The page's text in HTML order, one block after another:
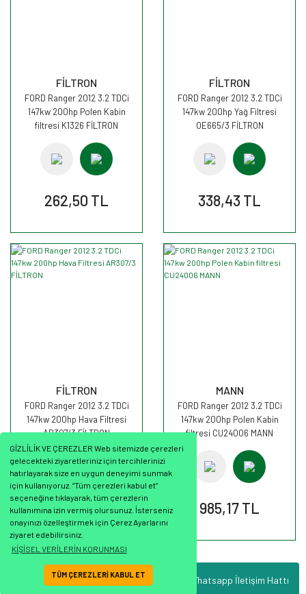
GİZLİLİK VE ÇEREZLER Web sitemizde çerezleri
gelecekteki ziyaretleriniz için tercihlerinizi
hatırlayarak size en uygun deneyimi sunmak
için kullanıyoruz. “Tüm çerezleri kabul et”
seçeneğine tıklayarak, tüm çerezlerin
kullanımına izin vermiş olursunuz. İsterseniz
onayınızı özelleştirmek için Çerez Ayarlarını
ziyaret edebilirsiniz.
KİŞİSEL VERİLERİN KORUNMASI
TÜM ÇEREZLERİ KABUL ET Whatsapp İletişim Hattı
FİLTRON
FORD Ranger 2012 3.2 TDCi
147kw 200hp Polen Kabin
filtresi K1326 FİLTRON
262,50 TL
FİLTRON
FORD Ranger 2012 3.2 TDCi
147kw 200hp Yağ Filtresi
OE665/3 FİLTRON
338,43 TL
FİLTRON
FORD Ranger 2012 3.2 TDCi
147kw 200hp Hava Filtresi
AR307/3 FİLTRON
924,17 TL
MANN
FORD Ranger 2012 3.2 TDCi
147kw 200hp Polen Kabin
filtresi CU24006 MANN
985,17 TL